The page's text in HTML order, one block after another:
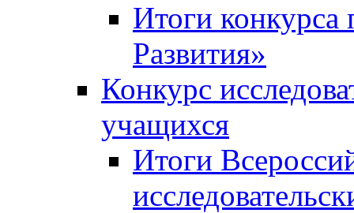
Итоги конкурса
Развития»
Конкурс
учащихся
Итоги